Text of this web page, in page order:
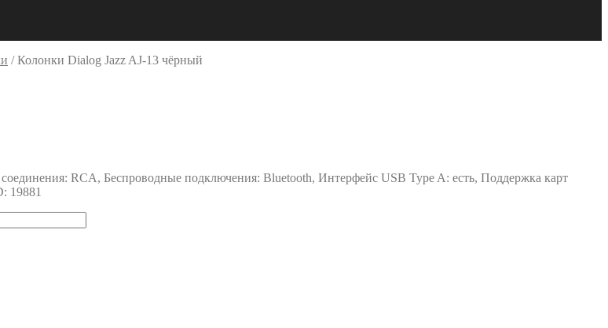
/Колонки Dialog Jazz AJ-13 чёрный
RCA, Беспроводные подключения: Bluetooth, Интерфейс USB Type A: есть, Поддержка карт
19881